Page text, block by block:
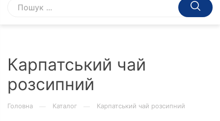
Карпатський чай
розсипний
Головна Каталог Карпатський чай розсипний